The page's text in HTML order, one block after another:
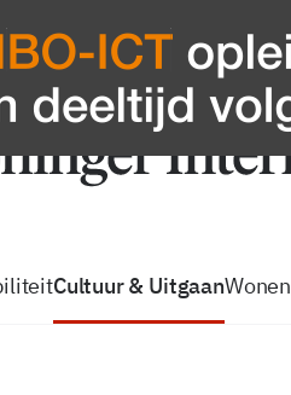
zo volg je de GIC
Cultuur & UitgaanWonen